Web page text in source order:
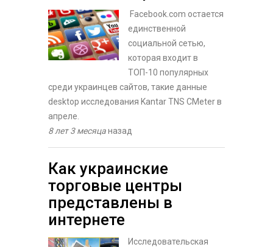
Facebook.com остается
единственной
социальной сетью,
которая входит в
ТОП-10 популярных
среди украинцев сайтов, такие данные
desktop исследования Kantar TNS CMeter в
апреле.
8 лет 3 месяцаназад
Как украинские
торговые центры
представлены в
интернете
Исследовательская